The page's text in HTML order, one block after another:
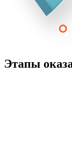
Этапы